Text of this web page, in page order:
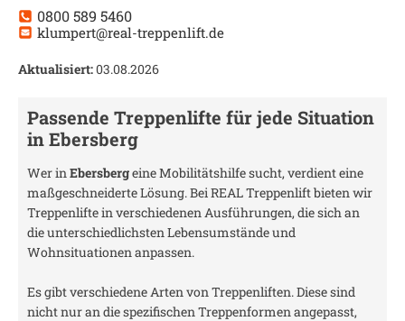
0800 589 5460
klumpert@real-treppenlift.de
Aktualisiert:03.08.2026
Passende Treppenlifte für jede Situation
inEbersberg
Wer inEbersbergeine Mobilitätshilfe sucht, verdient eine
maßgeschneiderte Lösung. Bei REAL Treppenlift bieten wir
Treppenlifte in verschiedenen Ausführungen, die sich an
die unterschiedlichsten Lebensumstände und
Wohnsituationen anpassen.
Es gibt verschiedene Arten von Treppenliften. Diese sind
nicht nur an die spezifischen Treppenformen angepasst,